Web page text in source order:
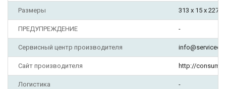
Размеры 313 х 15 х 227
ПРЕДУПРЕЖДЕНИЕ -
Сервисный центр производителя
Сайт производителя http://
Логистика -